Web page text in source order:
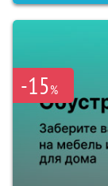
-15%